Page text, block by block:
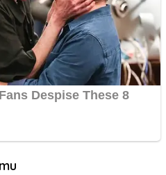
DAS Cilamaya, Soroti
XV DPRD Provinsi Jawa
pengawasan terhadap
Rakyat Kabupaten Bandung
V DPRD Provinsi Jawa